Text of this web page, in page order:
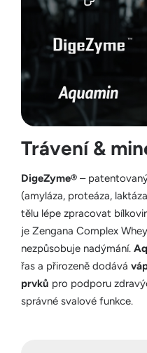
Trávení &
DigeZyme® –
(amyláza, proteáza,
tělu lépe zpracovat
je Zengana Complex
nezpůsobuje nadýmání.
řas a přirozeně dodává
prvků pro podporu
správné svalové funkce.